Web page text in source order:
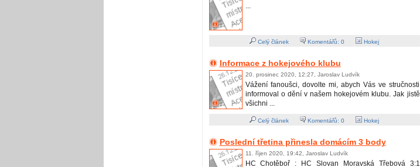
...
Celý článek Komentářů: 0 Hokej
Informace z hokejového klubu
20. prosinec 2020, 12:27, Jaroslav Ludvík
Vážení fanoušci, dovolte mi, abych Vás ve stručnosti
informoval o dění v našem hokejovém klubu. Jak jistě
všichni ...
Celý článek Komentářů: 0 Hokej
Poslední třetina přinesla domácím 3 body
11. říjen 2020, 19:42, Jaroslav Ludvík
HC Chotěboř : HC Slovan Moravská Třebová 3:1